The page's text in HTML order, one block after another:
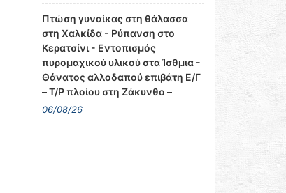
Πτώση γυναίκας στη θάλασσα
στη Χαλκίδα - Ρύπανση στο
Κερατσίνι - Εντοπισμός
πυρομαχικού υλικού στα Ίσθμια -
Θάνατος αλλοδαπού επιβάτη Ε/Γ
– Τ/Ρ πλοίου στη Ζάκυνθο –
06/08/26